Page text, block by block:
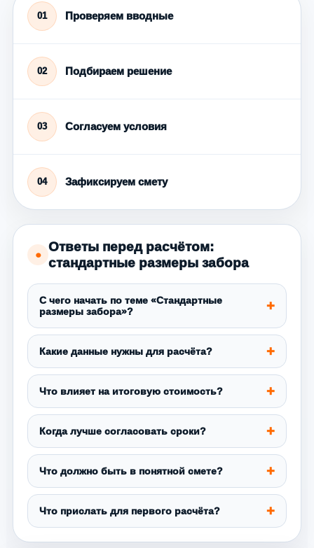
01 Проверяем вводные
02 Подбираем решение
03 Согласуем условия
04 Зафиксируем смету
●
Ответы перед расчётом:
стандартные размеры забора
С чего начать по теме «Стандартные
размеры забора»?
Какие данные нужны для расчёта?
Что влияет на итоговую стоимость?
Когда лучше согласовать сроки?
Что должно быть в понятной смете?
Что прислать для первого расчёта?